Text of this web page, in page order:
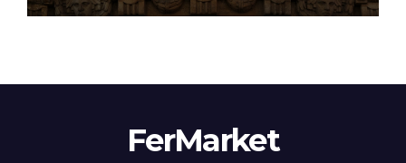
FerMarket